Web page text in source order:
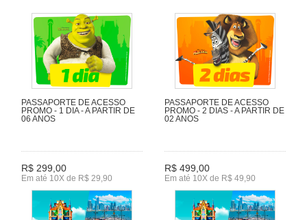
PASSAPORTE DE ACESSO
PROMO - 1 DIA - A PARTIR DE
06 ANOS
R$ 299,00
Em até 10X de R$ 29,90
PASSAPORTE DE ACESSO
PROMO - 2 DIAS - A PARTIR DE
02 ANOS
R$ 499,00
Em até 10X de R$ 49,90